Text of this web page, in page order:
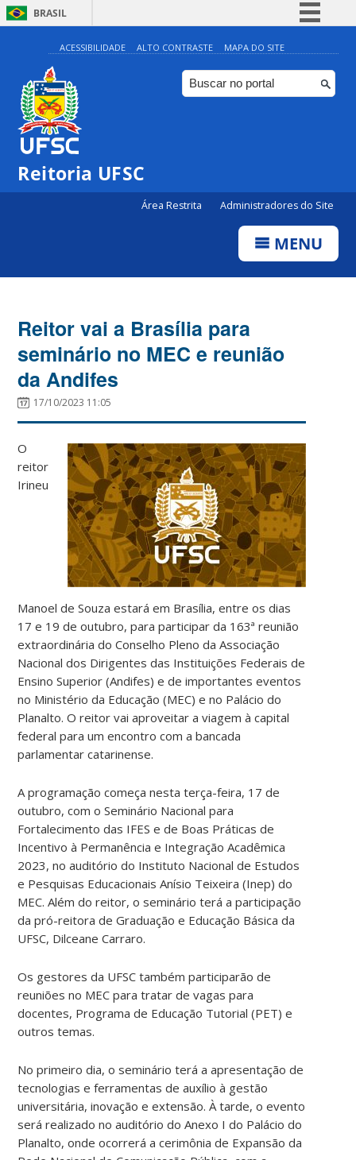
BRASIL
Simplifique!
Comunica BR
Participe
ACESSIBILIDADE ALTO CONTRASTE MAPA DO SITE
Reitoria UFSC
Área Restrita Administradores do Site
MENU
Reitor vai a Brasília para
seminário no MEC e reunião
da Andifes
17/10/2023 11:05
O
reitor
Irineu
Manoel de Souza estará em Brasília, entre os dias
17 e 19 de outubro, para participar da 163ª reunião
extraordinária do Conselho Pleno da Associação
Nacional dos Dirigentes das Instituições Federais de
Ensino Superior (Andifes) e de importantes eventos
no Ministério da Educação (MEC) e no Palácio do
Planalto. O reitor vai aproveitar a viagem à capital
federal para um encontro com a bancada
parlamentar catarinense.
A programação começa nesta terça-feira, 17 de
outubro, com o Seminário Nacional para
Fortalecimento das IFES e de Boas Práticas de
Incentivo à Permanência e Integração Acadêmica
2023, no auditório do Instituto Nacional de Estudos
e Pesquisas Educacionais Anísio Teixeira (Inep) do
MEC. Além do reitor, o seminário terá a participação
da pró-reitora de Graduação e Educação Básica da
UFSC, Dilceane Carraro.
Os gestores da UFSC também participarão de
reuniões no MEC para tratar de vagas para
docentes, Programa de Educação Tutorial (PET) e
outros temas.
No primeiro dia, o seminário terá a apresentação de
tecnologias e ferramentas de auxílio à gestão
universitária, inovação e extensão. À tarde, o evento
será realizado no auditório do Anexo I do Palácio do
Planalto, onde ocorrerá a cerimônia de Expansão da